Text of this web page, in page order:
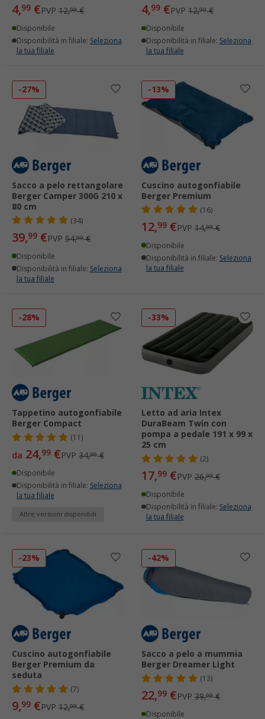
4,99 €PVP 12,99€
Disponibile
Disponibilità in filiale: Seleziona
la tua filiale
4,99 €PVP 12,99€
Disponibile
Disponibilità in filiale: Seleziona
la tua filiale
-27%
Sacco a pelo rettangolare
Berger Camper 300G 210 x
80 cm
(34)
39,99 €PVP 54,99€
Disponibile
Disponibilità in filiale: Seleziona
la tua filiale
-13%
Cuscino autogonfiabile
Berger Premium
(16)
12,99 €PVP 14,99€
Disponibile
Disponibilità in filiale: Seleziona
la tua filiale
-28%
Tappetino autogonfiabile
Berger Compact
(11)
da 24,99 €PVP 34,99€
Disponibile
Disponibilità in filiale: Seleziona
la tua filiale
Altre versioni disponibili
-33%
Letto ad aria Intex
DuraBeam Twin con
pompa a pedale 191 x 99 x
25 cm
(2)
17,99 €PVP 26,99€
Disponibile
Disponibilità in filiale: Seleziona
la tua filiale
-23%
Cuscino autogonfiabile
Berger Premium da
seduta
(7)
9,99 €PVP 12,99€
-42%
Sacco a pelo a mummia
Berger Dreamer Light
(13)
22,99 €PVP 39,99€
Disponibile